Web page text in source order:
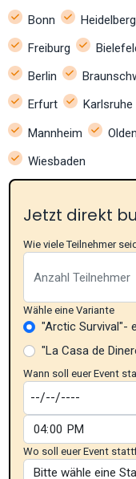
Bonn
Heidelberg
Freiburg
Berlin
Erfurt
Karlsruhe
Mannheim
Wiesbaden
Jetzt direkt
Wie viele Teilnehmer
Wähle eine Variante
"Arctic Survival"-
"La Casa de
Wann soll euer Event
Wo soll euer Event